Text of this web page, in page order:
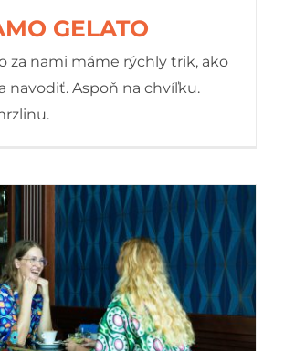
GELATO
za nami máme rýchly trik, ako
navodiť. Aspoň na chvíľku.